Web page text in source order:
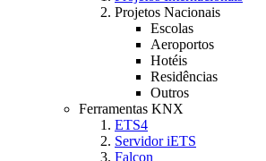
Projetos Nacionais
Escolas
Aeroportos
Hotéis
Residências
Outros
Ferramentas KNX
ETS4
Servidor iETS
Falcon